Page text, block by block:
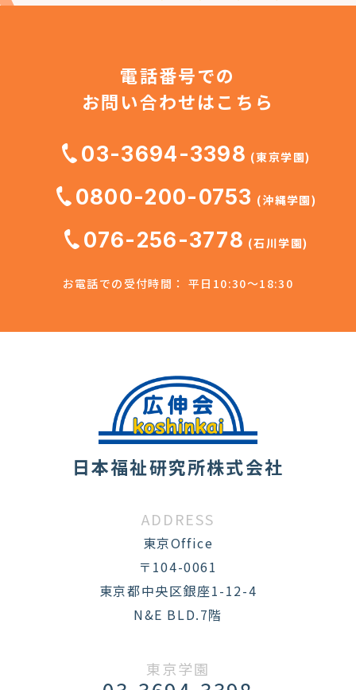
電話番号での
お問い合わせはこちら
03-3694-3398 (東京学園)
0800-200-0753 (沖縄学園)
076-256-3778 (石川学園)
お電話での受付時間： 平日10:30～18:30
日本福祉研究所株式会社
ADDRESS
東京Office
〒104-0061
東京都中央区銀座1-12-4
N&E BLD.7階
東京学園